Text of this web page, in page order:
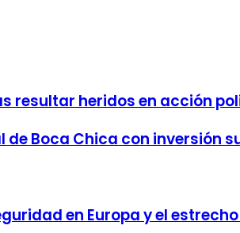
resultar heridos en acción
Boca Chica con inversión
en Europa y el